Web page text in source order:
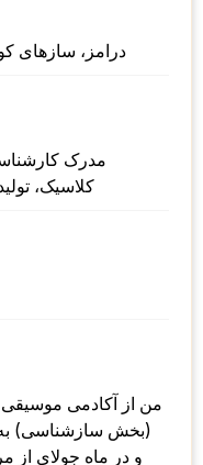
درامز، سازهای کوبه‌ای کلاسیک، تولید
کلاسیک،
من از آکادمی موسیقی در رشته سازهای کوبه‌ای کلاسیک